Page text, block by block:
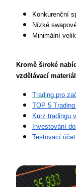
Konkurenční
Nízké
Minimální
Kromě široké
vzdělávací
Trading pro
TOP 5
Kurz tradingu
Investování
Testovací